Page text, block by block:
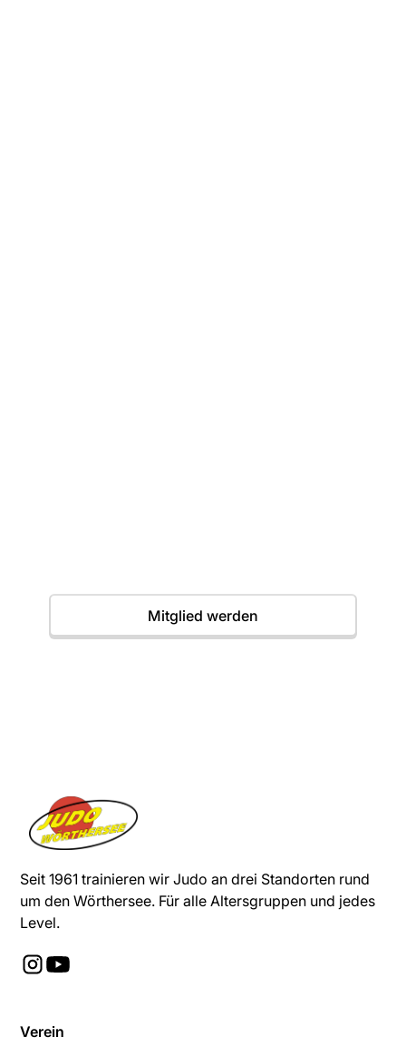
Mitglied werden
Seit 1961 trainieren wir Judo an drei Standorten rund
um den Wörthersee. Für alle Altersgruppen und jedes
Level.
Verein